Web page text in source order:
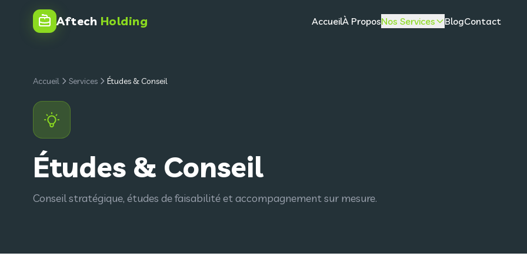
Aftech Holding AccueilÀ ProposNos Services BlogContact
Accueil Services Études & Conseil
Études & Conseil
Conseil stratégique, études de faisabilité et accompagnement sur mesure.